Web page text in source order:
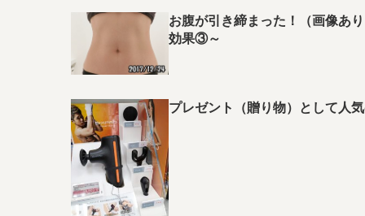
お腹が引き締まった！（画像あ
効果③～
プレゼント（贈り物）として人